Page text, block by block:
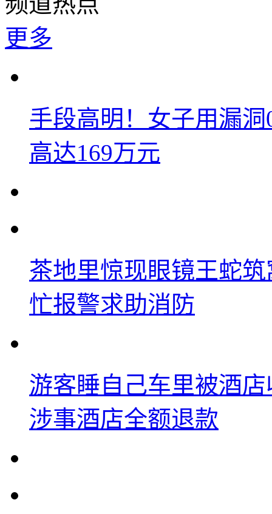
更多
手段高明！女子用漏
高达169万元
茶地里惊现眼镜王蛇
忙报警求助消防
游客睡自己车里被酒
涉事酒店全额退款